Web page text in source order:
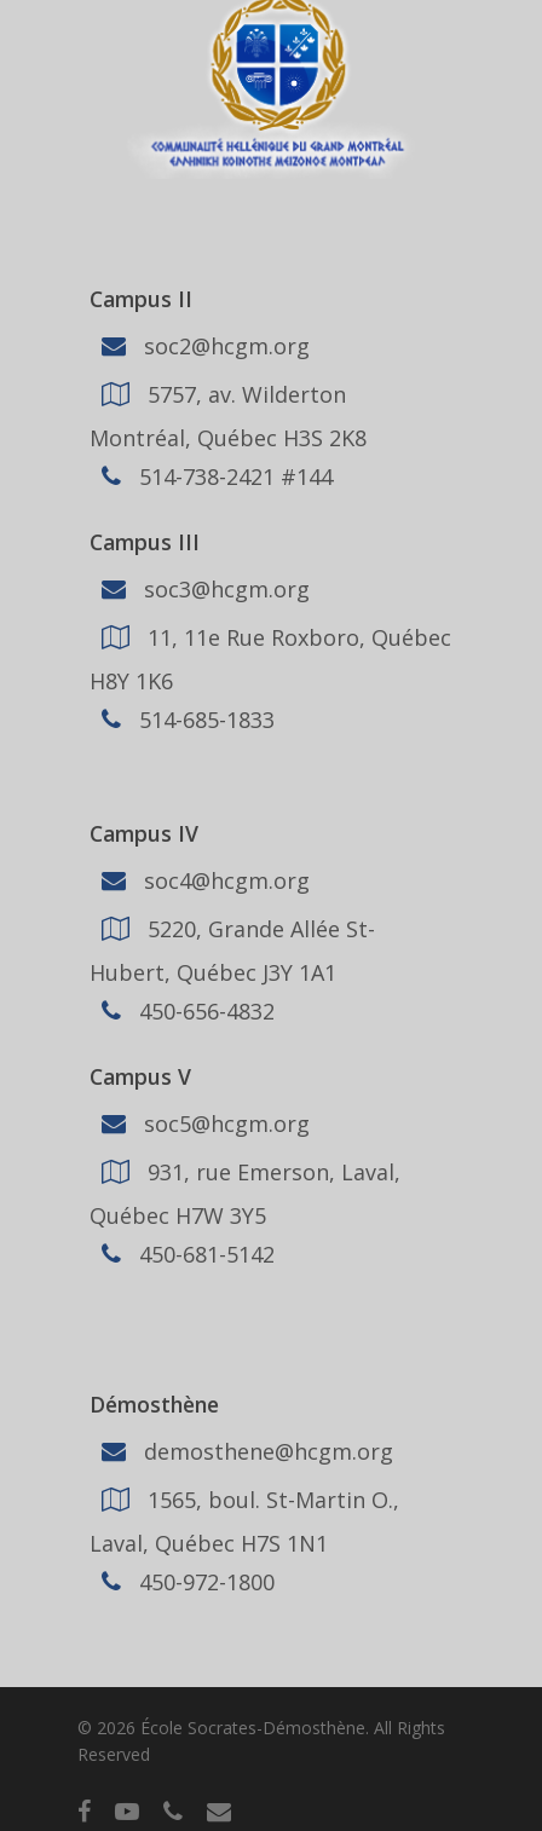
Campus II
soc2@hcgm.org
5757, av. Wilderton
Montréal, Québec H3S 2K8
514-738-2421 #144
Campus III
soc3@hcgm.org
11, 11e Rue Roxboro, Québec
H8Y 1K6
514-685-1833
Campus IV
soc4@hcgm.org
5220, Grande Allée St-
Hubert, Québec J3Y 1A1
450-656-4832
Campus V
soc5@hcgm.org
931, rue Emerson, Laval,
Québec H7W 3Y5
450-681-5142
Démosthène
demosthene@hcgm.org
1565, boul. St-Martin O.,
Laval, Québec H7S 1N1
450-972-1800
© 2026 École Socrates-Démosthène. All Rights
Reserved